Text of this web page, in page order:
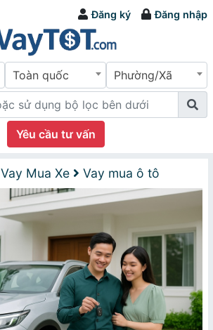
Đăng ký Đăng nhập
Toàn quốc Phường/Xã
Yêu cầu tư vấn
Vay Mua Xe Vay mua ô tô